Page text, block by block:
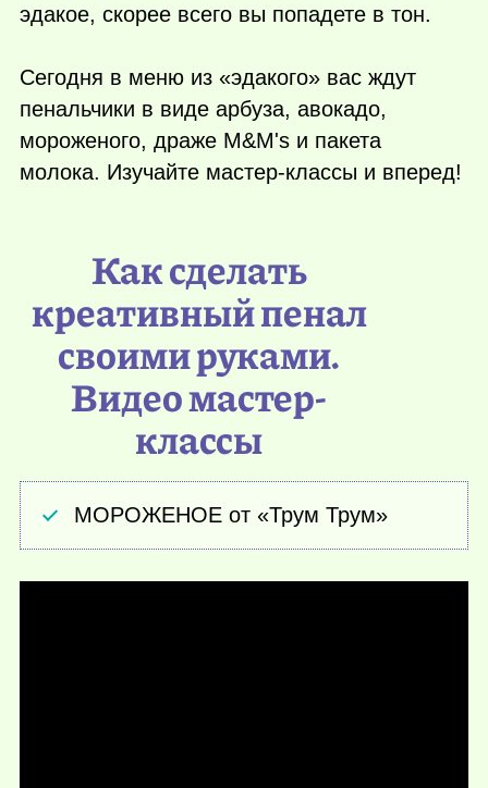
эдакое, скорее всего вы попадете в тон.
Сегодня в меню из «эдакого» вас ждут
пенальчики в виде арбуза, авокадо,
мороженого, драже M&M's и пакета
молока. Изучайте мастер-классы и вперед!
Как сделать
креативный пенал
своими руками.
Видео мастер-
классы
МОРОЖЕНОЕ от «Трум Трум»